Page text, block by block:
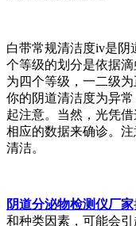
白带常规清洁度iv是阴
个等级的划分是依据
为四个等级，一二级
你的阴道清洁度为异
起注意。当然，光凭
相应的数据来确诊。
清洁。
阴道分泌物检测仪厂家
和种类因素，可能会